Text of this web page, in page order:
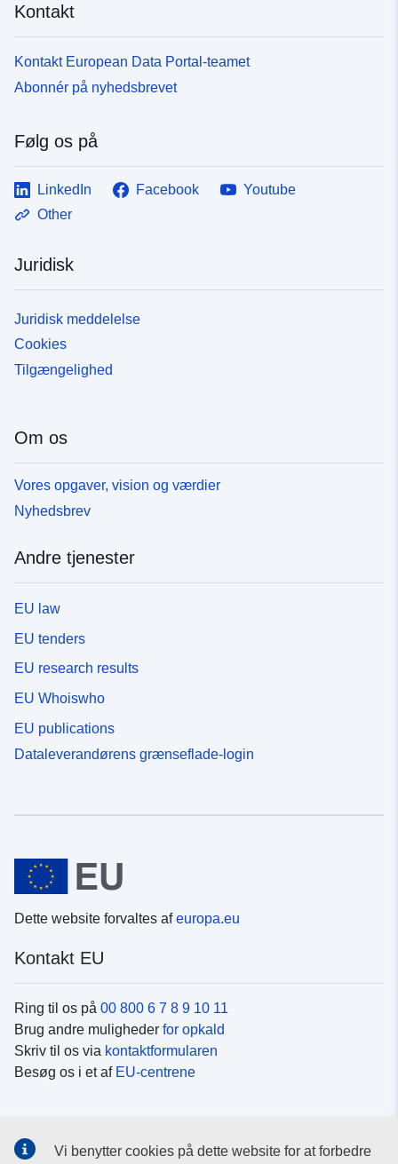
Kontakt
Kontakt European Data Portal-teamet
Abonnér på nyhedsbrevet
Følg os på
LinkedIn Facebook
Youtube
Other
Juridisk
Juridisk meddelelse
Cookies
Tilgængelighed
Om os
Vores opgaver, vision og værdier
Nyhedsbrev
Andre tjenester
EU law
EU tenders
EU research results
EU Whoiswho
EU publications
Dataleverandørens grænseflade-login
Dette website forvaltes afeuropa.eu
Kontakt EU
Ring til os på 00 800 6 7 8 9 10 11
Brug andre muligheder for opkald
Skriv til os via kontaktformularen
Besøg os i et af EU-centrene
Vi benytter cookies på dette website for at forbedre